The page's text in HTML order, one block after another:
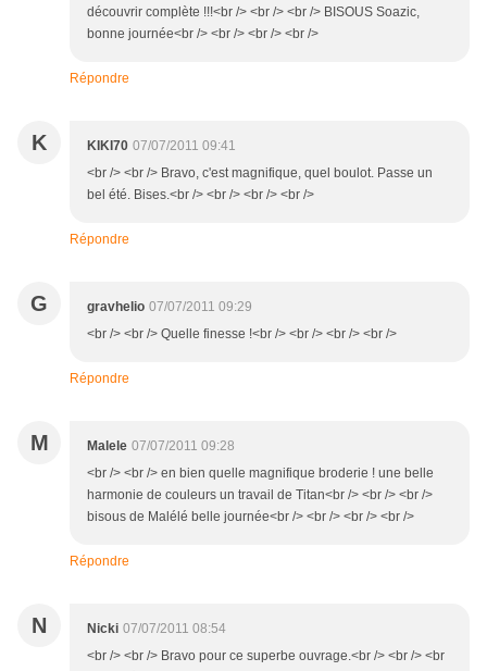
découvrir complète !!!<br /> <br /> <br /> BISOUS Soazic,
bonne journée<br /> <br /> <br /> <br />
Répondre
K KIKI70 07/07/2011 09:41
<br /> <br /> Bravo, c'est magnifique, quel boulot. Passe un
bel été. Bises.<br /> <br /> <br /> <br />
Répondre
G gravhelio 07/07/2011 09:29
<br /> <br /> Quelle finesse !<br /> <br /> <br /> <br />
Répondre
M Malele 07/07/2011 09:28
<br /> <br /> en bien quelle magnifique broderie ! une belle
harmonie de couleurs un travail de Titan<br /> <br /> <br />
bisous de Malélé belle journée<br /> <br /> <br /> <br />
Répondre
N Nicki 07/07/2011 08:54
<br /> <br /> Bravo pour ce superbe ouvrage.<br /> <br /> <br